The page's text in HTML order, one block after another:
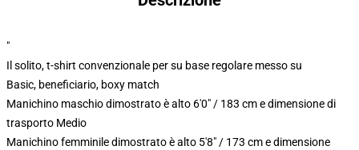
"
Il solito, t-shirt convenzionale per su base regolare messo su
Basic, beneficiario, boxy match
Manichino maschio dimostrato è alto 6'0" / 183 cm e dimensione di
trasporto Medio
Manichino femminile dimostrato è alto 5'8" / 173 cm e dimensione